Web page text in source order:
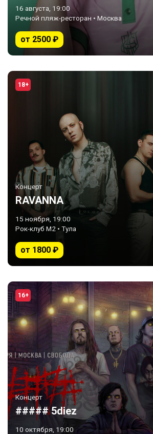
16 августа, 19:00
Речной пляж-ресторан • Москва
от 2500 ₽
18+
Концерт
RAVANNA
15 ноября, 19:00
Рок-клуб М2 • Тула
от 1800 ₽
16+
Концерт
##### 5diez
10 октября, 19:00